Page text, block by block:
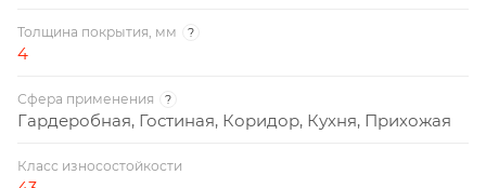
Толщина покрытия, мм ?
4
Сфера применения ?
Гардеробная, Гостиная, Коридор, Кухня, Прихожая
Класс износостойкости